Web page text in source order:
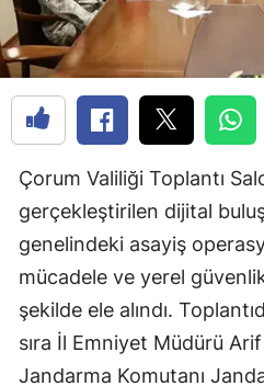
Çorum Valiliği Toplantı
gerçekleştirilen dijital
genelindeki asayiş
mücadele ve yerel
şekilde ele alındı.
sıra İl Emniyet Müdürü
Jandarma Komutanı